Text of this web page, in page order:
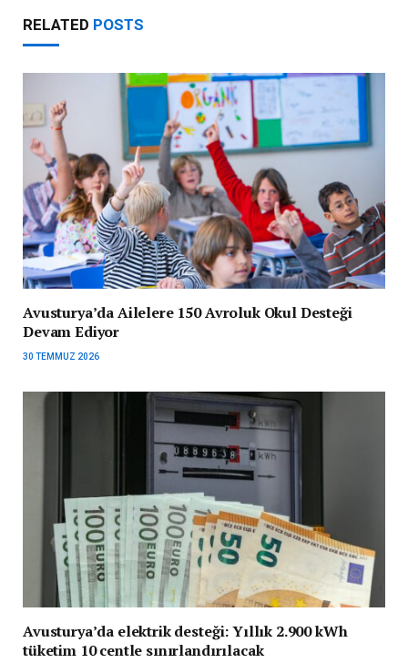
RELATED POSTS
Avusturya’da Ailelere 150 Avroluk Okul Desteği
Devam Ediyor
30 TEMMUZ 2026
Avusturya’da elektrik desteği: Yıllık 2.900 kWh
tüketim 10 centle sınırlandırılacak